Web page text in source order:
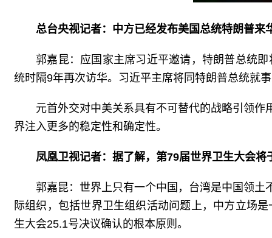
总台央视记者：中方已经发布美国总统特朗普
郭嘉昆：应国家主席习近平邀请，特朗普总统
统时隔9年再次访华。习近平主席将同特朗普总统就
元首外交对中美关系具有不可替代的战略引领
界注入更多的稳定性和确定性。
凤凰卫视记者：据了解，第79届世界卫生大会
郭嘉昆：世界上只有一个中国，台湾是中国领
际组织，包括世界卫生组织活动问题上，中方立场
生大会25.1号决议确认的根本原则。